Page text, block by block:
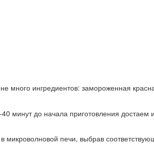
много ингредиентов: замороженная
минут до начала приготовления
микроволновой печи, выбрав